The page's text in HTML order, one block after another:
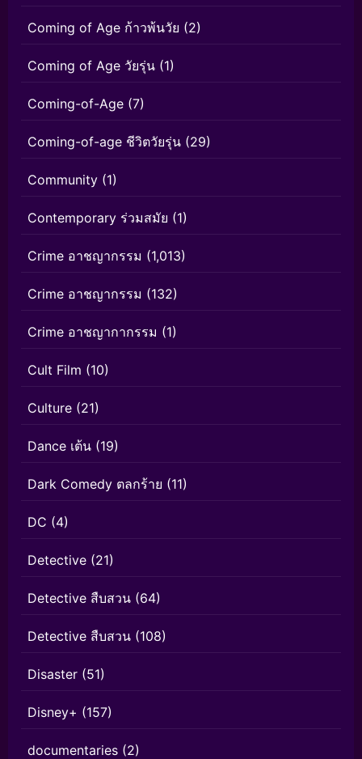
Coming of Age ก้าวพ้นวัย (2)
Coming of Age วัยรุ่น (1)
Coming-of-Age (7)
Coming-of-age ชีวิตวัยรุ่น (29)
Community (1)
Contemporary ร่วมสมัย (1)
Crime อาชญากรรม (1,013)
Crime อาชญากรรม (132)
Crime อาชญากากรรม (1)
Cult Film (10)
Culture (21)
Dance เต้น (19)
Dark Comedy ตลกร้าย (11)
DC (4)
Detective (21)
Detective สืบสวน (64)
Detective สืบสวน (108)
Disaster (51)
Disney+ (157)
documentaries (2)